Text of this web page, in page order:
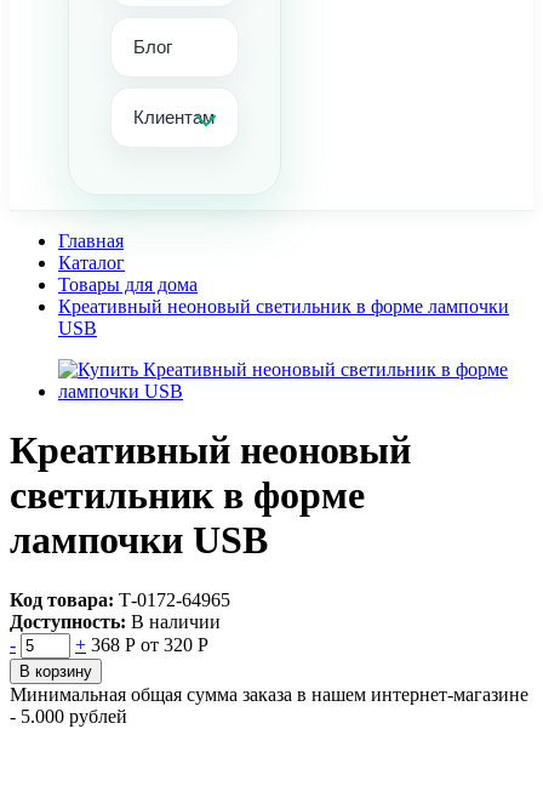
Блог
Клиентам
Главная
Каталог
Товары для дома
Креативный неоновый светильник в форме лампочки
USB
Креативный неоновый
светильник в форме
лампочки USB
Код товара: Т-0172-64965
Доступность: В наличии
-
+ 368 Р от 320 Р
В корзину
Минимальная общая сумма заказа в нашем интернет-магазине
- 5.000 рублей